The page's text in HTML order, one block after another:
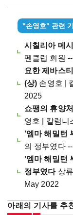
"손영호" 관련
시칠리아 메
펜클럽 회원
요한 제바스
(상) 손영호 |
2025
쇼팽의 휴양
영호 | 칼럼니
'엠마 해밀턴
의 정부였다
'엠마 해밀턴
정부였다상류
May 2022
아래의 기사를 추